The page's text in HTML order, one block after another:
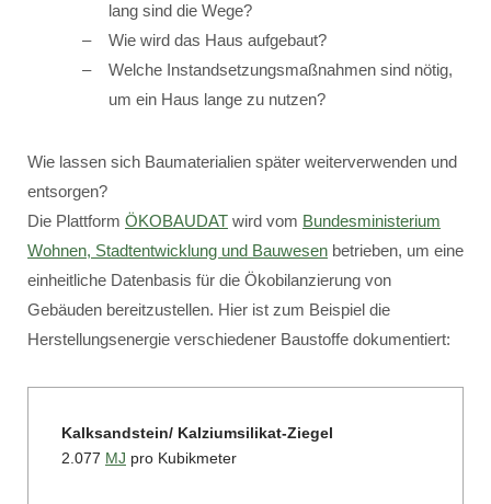
lang sind die Wege?
Wie wird das Haus aufgebaut?
Welche Instandsetzungsmaßnahmen sind nötig,
um ein Haus lange zu nutzen?
Wie lassen sich Baumaterialien später weiterverwenden und
entsorgen?
Die Plattform ÖKOBAUDAT wird vom Bundesministerium
Wohnen, Stadtentwicklung und Bauwesen betrieben, um eine
einheitliche Datenbasis für die Ökobilanzierung von
Gebäuden bereitzustellen. Hier ist zum Beispiel die
Herstellungsenergie verschiedener Baustoffe dokumentiert:
Kalksandstein/ Kalziumsilikat-Ziegel
2.077 MJ pro Kubikmeter